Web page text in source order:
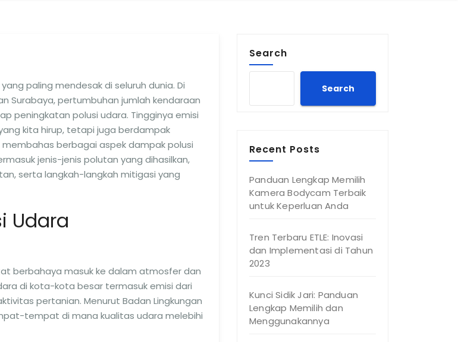
paling mendesak di seluruh dunia. Di
Surabaya, pertumbuhan jumlah kendaraan
peningkatan polusi udara. Tingginya emisi
kita hirup, tetapi juga berdampak
berbagai aspek dampak polusi
jenis-jenis polutan yang dihasilkan,
serta langkah-langkah mitigasi yang
Udara
berbahaya masuk ke dalam atmosfer dan
di kota-kota besar termasuk emisi dari
pertanian. Menurut Badan Lingkungan
tempat di mana kualitas udara melebihi
Search
Search
Recent Posts
Panduan Lengkap Memilih
Kamera Bodycam Terbaik
untuk Keperluan Anda
Tren Terbaru ETLE: Inovasi
dan Implementasi di Tahun
2023
Kunci Sidik Jari: Panduan
Lengkap Memilih dan
Menggunakannya